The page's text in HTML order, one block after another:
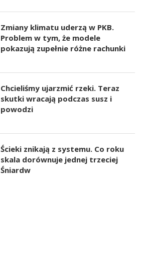
Zmiany klimatu uderzą w PKB.
Problem w tym, że modele
pokazują zupełnie różne rachunki
Chcieliśmy ujarzmić rzeki. Teraz
skutki wracają podczas susz i
powodzi
Ścieki znikają z systemu. Co roku
skala dorównuje jednej trzeciej
Śniardw